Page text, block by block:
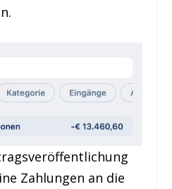
Zahlungen an die